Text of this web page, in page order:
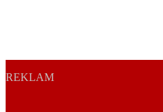
REKLAM